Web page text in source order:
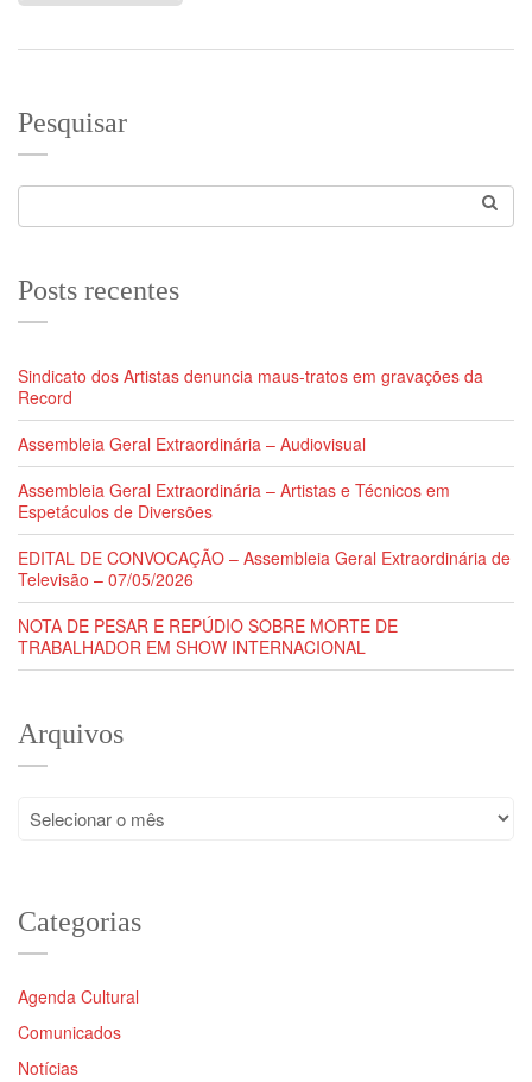
Pesquisar
Posts recentes
Sindicato dos Artistas denuncia maus-tratos em gravações da
Record
Assembleia Geral Extraordinária – Audiovisual
Assembleia Geral Extraordinária – Artistas e Técnicos em
Espetáculos de Diversões
EDITAL DE CONVOCAÇÃO – Assembleia Geral Extraordinária de
Televisão – 07/05/2026
NOTA DE PESAR E REPÚDIO SOBRE MORTE DE
TRABALHADOR EM SHOW INTERNACIONAL
Arquivos
Arquivos
Categorias
Agenda Cultural
Comunicados
Notícias